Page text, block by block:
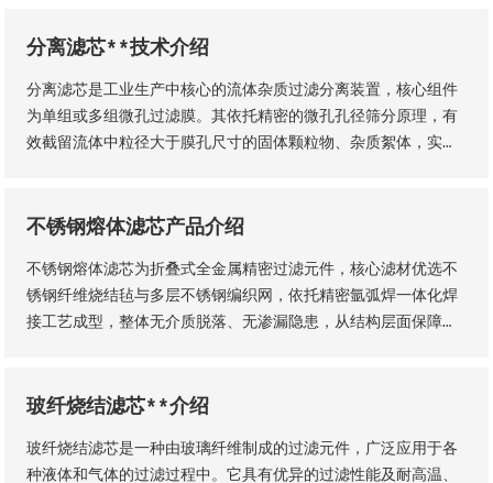
况，依托**技术维度精准选型，具体选型标准与实施方法如下
分离滤芯**技术介绍
分离滤芯是工业生产中核心的流体杂质过滤分离装置，核心组件
为单组或多组微孔过滤膜。其依托精密的微孔孔径筛分原理，有
效截留流体中粒径大于膜孔尺寸的固体颗粒物、杂质絮体，实现
工、石油、钢铁、矿山等各类工业场景，为工业化稳定生产、产
不锈钢熔体滤芯产品介绍
不锈钢熔体滤芯为折叠式全金属精密过滤元件，核心滤材优选不
锈钢纤维烧结毡与多层不锈钢编织网，依托精密氩弧焊一体化焊
接工艺成型，整体无介质脱落、无渗漏隐患，从结构层面保障了
玻纤烧结滤芯**介绍
玻纤烧结滤芯是一种由玻璃纤维制成的过滤元件，广泛应用于各
种液体和气体的过滤过程中。它具有优异的过滤性能及耐高温、